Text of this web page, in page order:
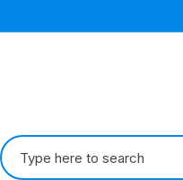
Search
for: